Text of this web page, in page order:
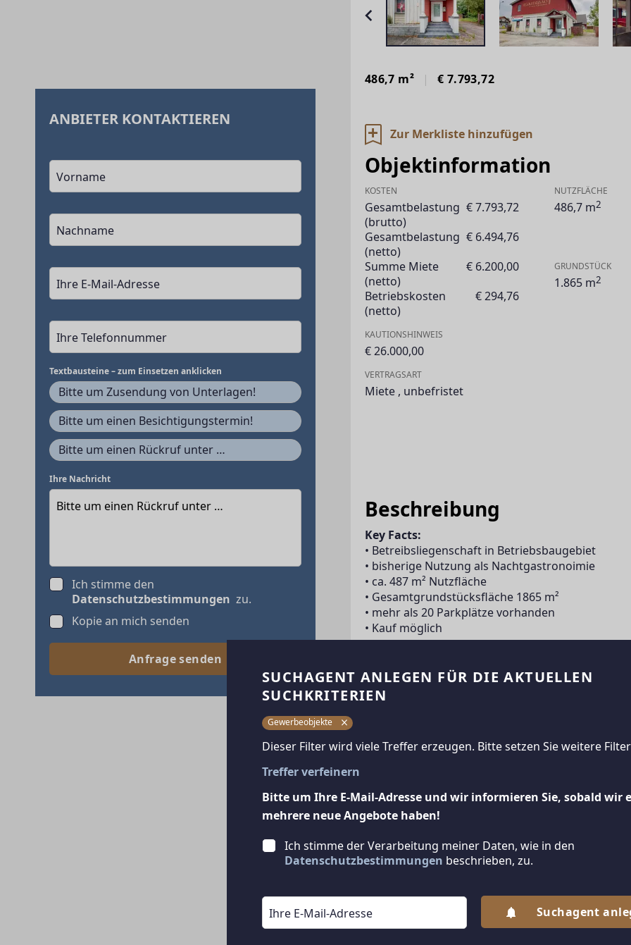
486,7 m² € 7.793,72
Zur Merkliste hinzufügen
Objektinformation
KOSTEN
Gesamtbelastung
(brutto)
€ 7.793,72
Gesamtbelastung
(netto)
€ 6.494,76
Summe Miete
(netto)
€ 6.200,00
Betriebskosten
(netto)
€ 294,76
KAUTIONSHINWEIS
€ 26.000,00
VERTRAGSART
Miete , unbefristet
NUTZFLÄCHE
486,7 m2
GRUNDSTÜCK
1.865 m2
Beschreibung
Key Facts:
• Betreibsliegenschaft in Betriebsbaugebiet
• bisherige Nutzung als Nachtgastronoimie
• ca. 487 m² Nutzfläche
• Gesamtgrundstücksfläche 1865 m²
• mehr als 20 Parkplätze vorhanden
• Kauf möglich
Lage & Infrastruktur:
Die Stadtbekannte Liegenschaft befindet sich in
der Autobahnauffahrt "Marchtrenk West".
Der Heizwärmebedarf beträgt 165 kWh/m2a,
Wir werden als Immobilienmakler kraft
Weitere
Sonstige PreisangabenVerhandlungsbasis
ANBIETER KONTAKTIEREN
Textbausteine – zum Einsetzen anklicken
Bitte um Zusendung von Unterlagen!
Bitte um einen Besichtigungstermin!
Bitte um einen Rückruf unter …
Ihre Nachricht
Ich stimme den
Datenschutzbestimmungen zu.
Kopie an mich senden
Anfrage senden
SUCHAGENT ANLEGEN FÜR DIE AKTUELLEN
SUCHKRITERIEN
Gewerbeobjekte
Dieser Filter wird viele Treffer erzeugen. Bitte setzen Sie weitere
Treffer verfeinern
Bitte um Ihre E-Mail-Adresse und wir informieren Sie, sobald wir
mehrere neue Angebote haben!
Ich stimme der Verarbeitung meiner Daten, wie in den
Datenschutzbestimmungen beschrieben, zu.
Suchagent